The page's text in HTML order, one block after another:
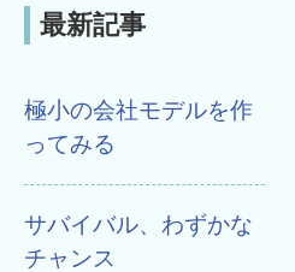
最新記事
極小の会社モデルを作
ってみる
サバイバル、わずかな
チャンス